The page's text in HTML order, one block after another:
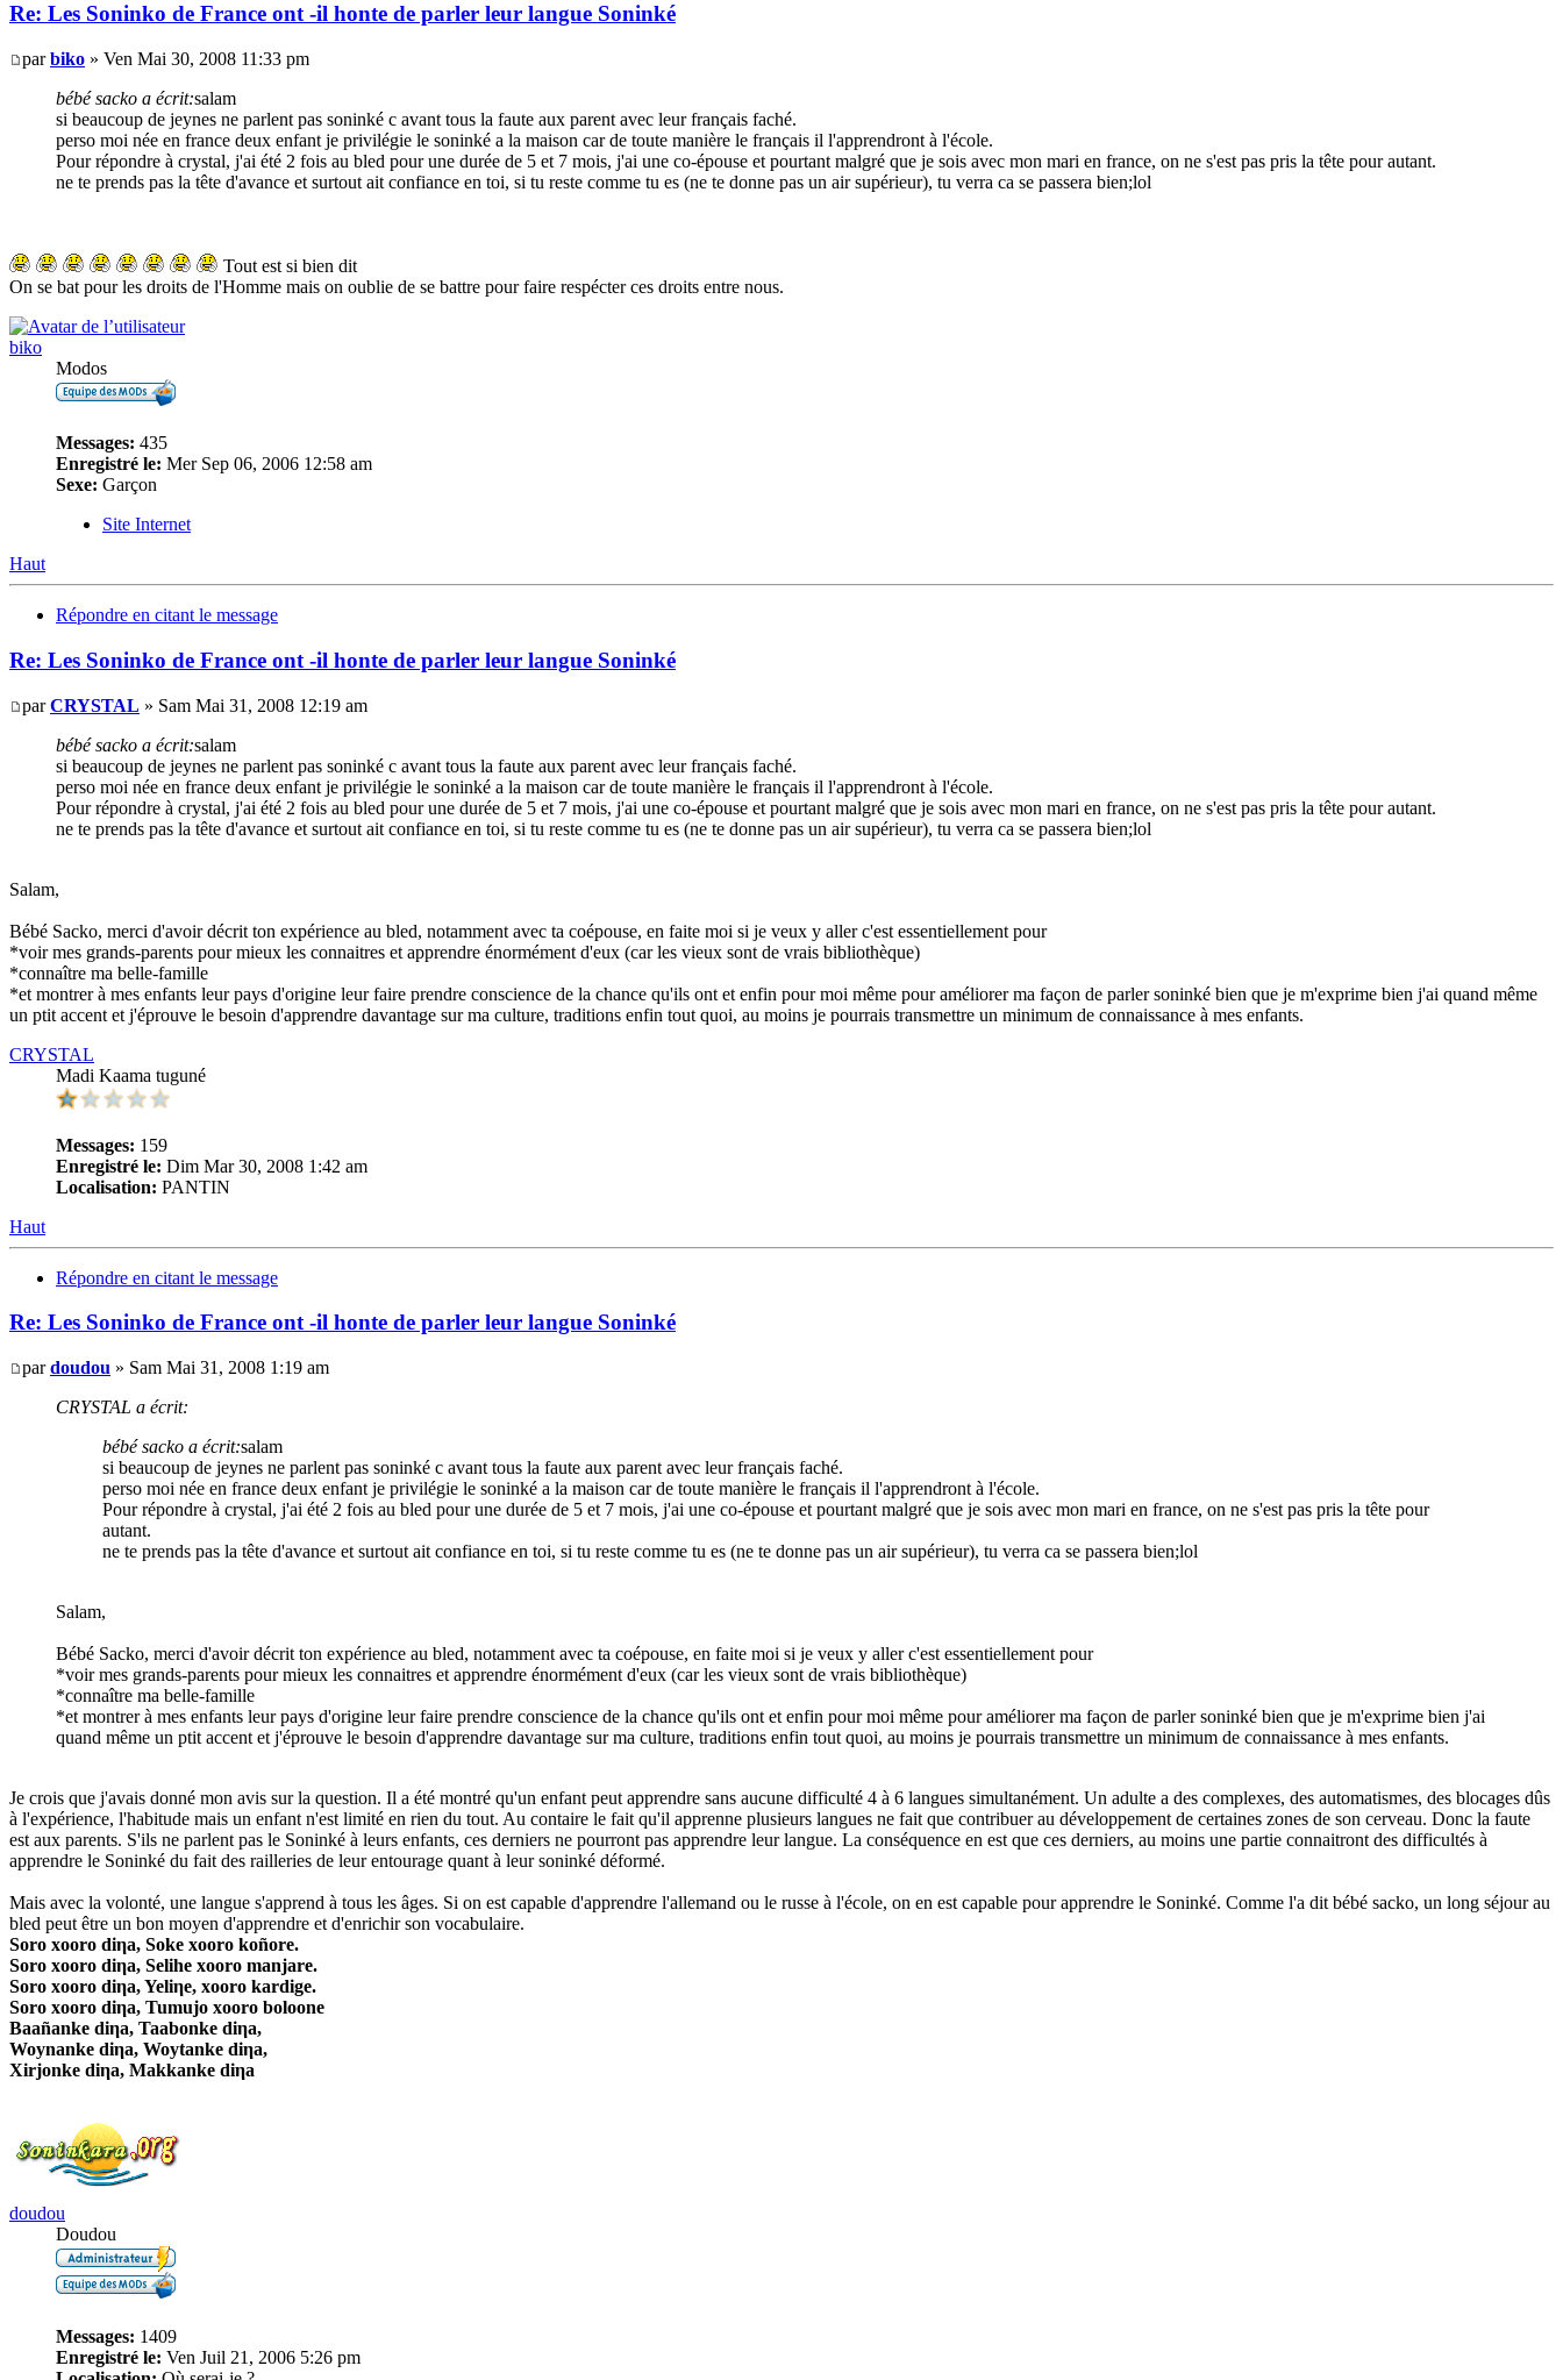
Re: Les Soninko de France ont -il honte de parler leur langue Soninké
parbiko » Ven Mai 30, 2008 11:33 pm
bébé sacko a écrit:salam
si beaucoup de jeynes ne parlent pas soninké c avant tous la faute aux parent avec leur français faché.
perso moi née en france deux enfant je privilégie le soninké a la maison car de toute manière le français il l'apprendront à l'école.
Pour répondre à crystal, j'ai été 2 fois au bled pour une durée de 5 et 7 mois, j'ai une co-épouse et pourtant malgré que je sois avec mon mari en france, on ne s'est pas pris la tête pour autant.
ne te prends pas la tête d'avance et surtout ait confiance en toi, si tu reste comme tu es (ne te donne pas un air supérieur), tu verra ca se passera bien;lol
Tout est si bien dit
On se bat pour les droits de l'Homme mais on oublie de se battre pour faire respécter ces droits entre nous.
biko
Modos
Messages: 435
Enregistré le: Mer Sep 06, 2006 12:58 am
Sexe: Garçon
Site Internet
Haut
Répondre en citant le message
Re: Les Soninko de France ont -il honte de parler leur langue Soninké
parCRYSTAL » Sam Mai 31, 2008 12:19 am
bébé sacko a écrit:salam
si beaucoup de jeynes ne parlent pas soninké c avant tous la faute aux parent avec leur français faché.
perso moi née en france deux enfant je privilégie le soninké a la maison car de toute manière le français il l'apprendront à l'école.
Pour répondre à crystal, j'ai été 2 fois au bled pour une durée de 5 et 7 mois, j'ai une co-épouse et pourtant malgré que je sois avec mon mari en france, on ne s'est pas pris la tête pour autant.
ne te prends pas la tête d'avance et surtout ait confiance en toi, si tu reste comme tu es (ne te donne pas un air supérieur), tu verra ca se passera bien;lol
Salam,
Bébé Sacko, merci d'avoir décrit ton expérience au bled, notamment avec ta coépouse, en faite moi si je veux y aller c'est essentiellement pour
*voir mes grands-parents pour mieux les connaitres et apprendre énormément d'eux (car les vieux sont de vrais bibliothèque)
*connaître ma belle-famille
*et montrer à mes enfants leur pays d'origine leur faire prendre conscience de la chance qu'ils ont et enfin pour moi même pour améliorer ma façon de parler soninké bien que je m'exprime bien j'ai quand même
un ptit accent et j'éprouve le besoin d'apprendre davantage sur ma culture, traditions enfin tout quoi, au moins je pourrais transmettre un minimum de connaissance à mes enfants.
CRYSTAL
Madi Kaama tuguné
Messages: 159
Enregistré le: Dim Mar 30, 2008 1:42 am
Localisation: PANTIN
Haut
Répondre en citant le message
Re: Les Soninko de France ont -il honte de parler leur langue Soninké
pardoudou » Sam Mai 31, 2008 1:19 am
CRYSTAL a écrit:
bébé sacko a écrit:salam
si beaucoup de jeynes ne parlent pas soninké c avant tous la faute aux parent avec leur français faché.
perso moi née en france deux enfant je privilégie le soninké a la maison car de toute manière le français il l'apprendront à l'école.
Pour répondre à crystal, j'ai été 2 fois au bled pour une durée de 5 et 7 mois, j'ai une co-épouse et pourtant malgré que je sois avec mon mari en france, on ne s'est pas pris la tête pour
autant.
ne te prends pas la tête d'avance et surtout ait confiance en toi, si tu reste comme tu es (ne te donne pas un air supérieur), tu verra ca se passera bien;lol
Salam,
Bébé Sacko, merci d'avoir décrit ton expérience au bled, notamment avec ta coépouse, en faite moi si je veux y aller c'est essentiellement pour
*voir mes grands-parents pour mieux les connaitres et apprendre énormément d'eux (car les vieux sont de vrais bibliothèque)
*connaître ma belle-famille
*et montrer à mes enfants leur pays d'origine leur faire prendre conscience de la chance qu'ils ont et enfin pour moi même pour améliorer ma façon de parler soninké bien que je m'exprime bien j'ai
quand même un ptit accent et j'éprouve le besoin d'apprendre davantage sur ma culture, traditions enfin tout quoi, au moins je pourrais transmettre un minimum de connaissance à mes enfants.
Je crois que j'avais donné mon avis sur la question. Il a été montré qu'un enfant peut apprendre sans aucune difficulté 4 à 6 langues simultanément. Un adulte a des complexes, des automatismes, des blocages dûs
à l'expérience, l'habitude mais un enfant n'est limité en rien du tout. Au contaire le fait qu'il apprenne plusieurs langues ne fait que contribuer au développement de certaines zones de son cerveau. Donc la faute
est aux parents. S'ils ne parlent pas le Soninké à leurs enfants, ces derniers ne pourront pas apprendre leur langue. La conséquence en est que ces derniers, au moins une partie connaitront des difficultés à
apprendre le Soninké du fait des railleries de leur entourage quant à leur soninké déformé.
Mais avec la volonté, une langue s'apprend à tous les âges. Si on est capable d'apprendre l'allemand ou le russe à l'école, on en est capable pour apprendre le Soninké. Comme l'a dit bébé sacko, un long séjour au
bled peut être un bon moyen d'apprendre et d'enrichir son vocabulaire.
Soro xooro diηa, Soke xooro koñore.
Soro xooro diηa, Selihe xooro manjare.
Soro xooro diηa, Yeliηe, xooro kardige.
Soro xooro diηa, Tumujo xooro boloone
Baañanke diηa, Taabonke diηa,
Woynanke diηa, Woytanke diηa,
Xirjonke diηa, Makkanke diηa
doudou
Doudou
Messages: 1409
Enregistré le: Ven Juil 21, 2006 5:26 pm